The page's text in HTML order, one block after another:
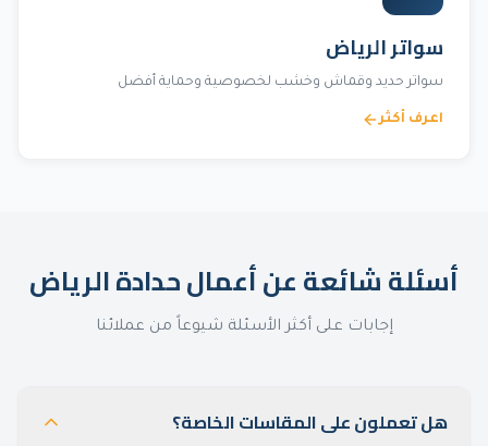
سواتر الرياض
سواتر حديد وقماش وخشب لخصوصية وحماية أفضل
اعرف أكثر
أسئلة شائعة عن أعمال حدادة الرياض
إجابات على أكثر الأسئلة شيوعاً من عملائنا
هل تعملون على المقاسات الخاصة؟